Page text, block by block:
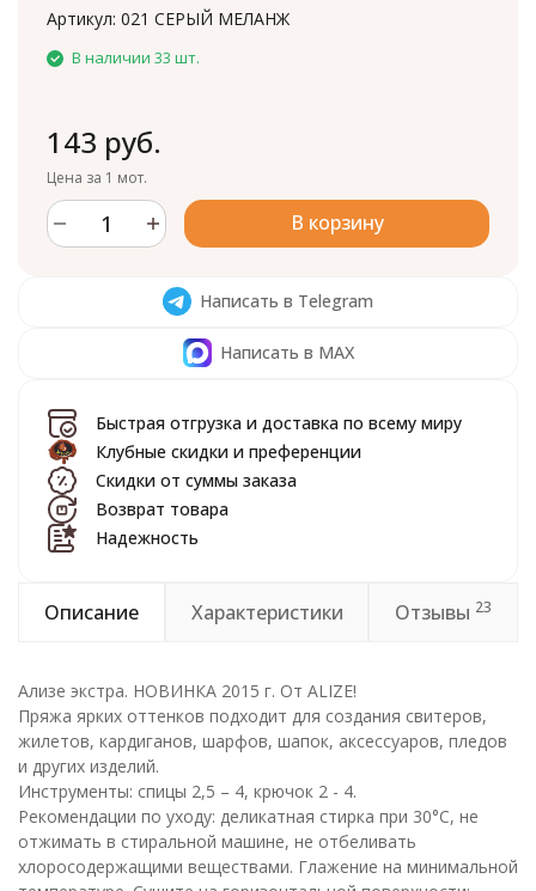
Артикул: 021 СЕРЫЙ МЕЛАНЖ
В наличии 33 шт.
143 руб.
Цена за 1 мот.
В корзину
Написать в Telegram
Написать в MAX
Быстрая отгрузка и доставка по всему миру
Клубные скидки и преференции
Скидки от суммы заказа
Возврат товара
Надежность
Описание Характеристики Отзывы 23
Ализе экстра. НОВИНКА 2015 г. От ALIZE!
Пряжа ярких оттенков подходит для создания свитеров,
жилетов, кардиганов, шарфов, шапок, аксессуаров, пледов
и других изделий.
Инструменты: спицы 2,5 – 4, крючок 2 - 4.
Рекомендации по уходу: деликатная стирка при 30°С, не
отжимать в стиральной машине, не отбеливать
хлоросодержащими веществами. Глажение на минимальной